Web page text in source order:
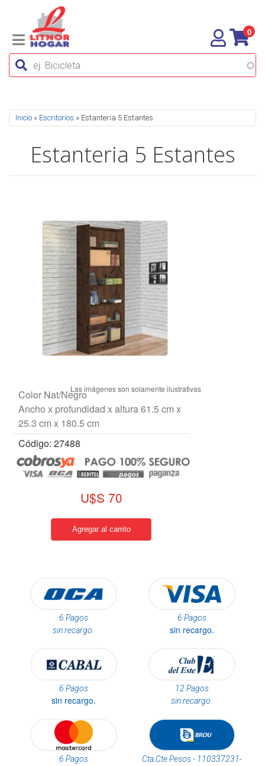
0
Se encuentra usted aquí
Inicio » Escritorios » Estanteria 5 Estantes
Estanteria 5 Estantes
Color Nat/Negro
Ancho x profundidad x altura 61.5 cm x
25.3 cm x 180.5 cm
Código: 27488
U$S 70
6 Pagos
sin recargo.
6 Pagos
sin recargo.
6 Pagos
sin recargo.
12 Pagos
sin recargo.
6 Pagos
Cta.Cte Pesos - 110337231-